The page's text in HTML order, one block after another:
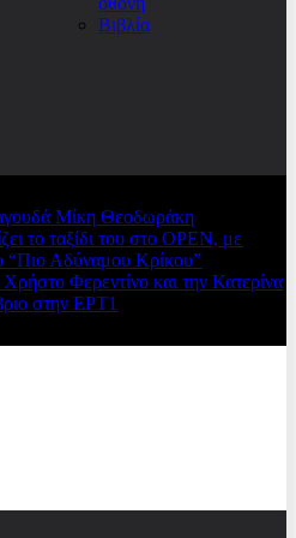
Βιβλία
Μίκη Θεοδωράκη
το ταξίδι του στο OPEN, με
“Πιο Αδύναμου Κρίκου”
Φερεντίνο και την Κατερίνα
στην ΕΡΤ1